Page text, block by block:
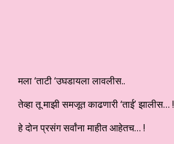
मला ‘ताटी ‘उघडायला लावलीस..
तेव्हा तू माझी समजूत काढणारी ‘ताई’ झालीस… !
हे दोन प्रसंग सर्वांना माहीत आहेतच… !